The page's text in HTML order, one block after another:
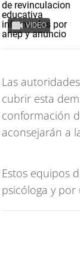
VIDEO
Las
cubrir esta
conformación
aconsejarán a
Estos equipos
psicóloga y por